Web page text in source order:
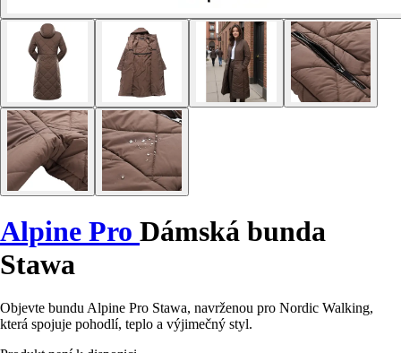
Alpine Pro Dámská bunda
Stawa
Objevte bundu Alpine Pro Stawa, navrženou pro Nordic Walking,
která spojuje pohodlí, teplo a výjimečný styl.